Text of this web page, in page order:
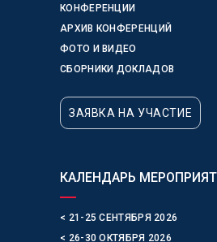
КОНФЕРЕНЦИИ
АРХИВ КОНФЕРЕНЦИЙ
ФОТО И ВИДЕО
СБОРНИКИ ДОКЛАДОВ
ЗАЯВКА НА УЧАСТИЕ
КАЛЕНДАРЬ
< 21-25 СЕНТЯБРЯ 2026
< 26-30 ОКТЯБРЯ 2026